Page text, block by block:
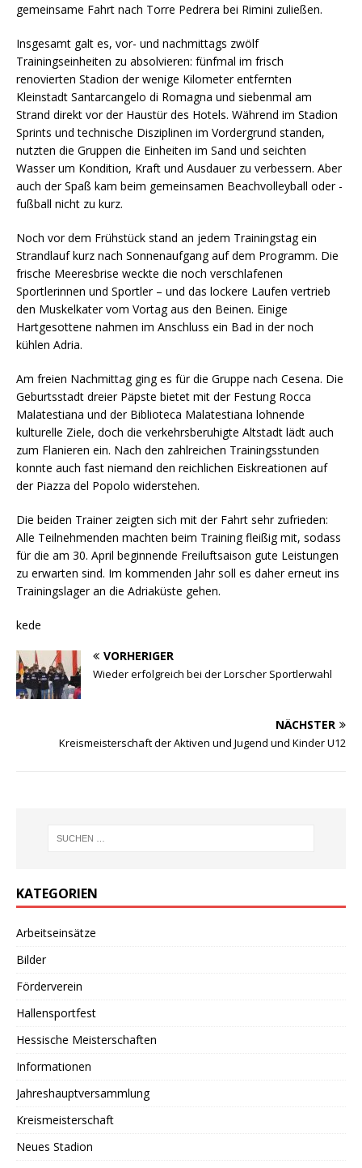
gemeinsame Fahrt nach Torre Pedrera bei Rimini zuließen.
Insgesamt galt es, vor- und nachmittags zwölf
Trainingseinheiten zu absolvieren: fünfmal im frisch
renovierten Stadion der wenige Kilometer entfernten
Kleinstadt Santarcangelo di Romagna und siebenmal am
Strand direkt vor der Haustür des Hotels. Während im Stadion
Sprints und technische Disziplinen im Vordergrund standen,
nutzten die Gruppen die Einheiten im Sand und seichten
Wasser um Kondition, Kraft und Ausdauer zu verbessern. Aber
auch der Spaß kam beim gemeinsamen Beachvolleyball oder -
fußball nicht zu kurz.
Noch vor dem Frühstück stand an jedem Trainingstag ein
Strandlauf kurz nach Sonnenaufgang auf dem Programm. Die
frische Meeresbrise weckte die noch verschlafenen
Sportlerinnen und Sportler – und das lockere Laufen vertrieb
den Muskelkater vom Vortag aus den Beinen. Einige
Hartgesottene nahmen im Anschluss ein Bad in der noch
kühlen Adria.
Am freien Nachmittag ging es für die Gruppe nach Cesena. Die
Geburtsstadt dreier Päpste bietet mit der Festung Rocca
Malatestiana und der Biblioteca Malatestiana lohnende
kulturelle Ziele, doch die verkehrsberuhigte Altstadt lädt auch
zum Flanieren ein. Nach den zahlreichen Trainingsstunden
konnte auch fast niemand den reichlichen Eiskreationen auf
der Piazza del Popolo widerstehen.
Die beiden Trainer zeigten sich mit der Fahrt sehr zufrieden:
Alle Teilnehmenden machten beim Training fleißig mit, sodass
für die am 30. April beginnende Freiluftsaison gute Leistungen
zu erwarten sind. Im kommenden Jahr soll es daher erneut ins
Trainingslager an die Adriaküste gehen.
kede
VORHERIGER
Wieder erfolgreich bei der Lorscher Sportlerwahl
NÄCHSTER
Kreismeisterschaft der Aktiven und Jugend und Kinder U12
KATEGORIEN
Arbeitseinsätze
Bilder
Förderverein
Hallensportfest
Hessische Meisterschaften
Informationen
Jahreshauptversammlung
Kreismeisterschaft
Neues Stadion